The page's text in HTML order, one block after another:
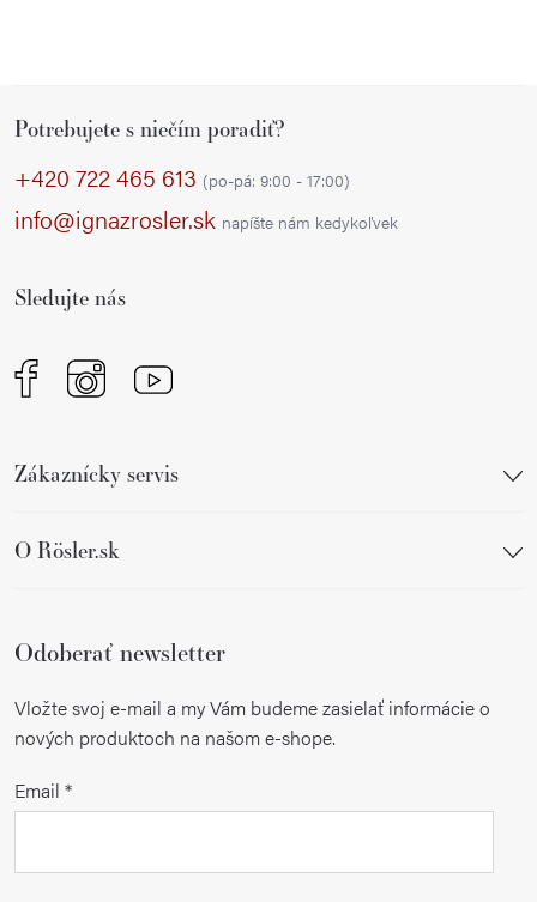
Potrebujete s niečím poradiť?
+420 722 465 613 (po-pá: 9:00 - 17:00)
info@ignazrosler.sk napíšte nám kedykoľvek
Sledujte nás
Zákaznícky servis
O Rösler.sk
Odoberať newsletter
Vložte svoj e-mail a my Vám budeme zasielať informácie o
nových produktoch na našom e-shope.
Email